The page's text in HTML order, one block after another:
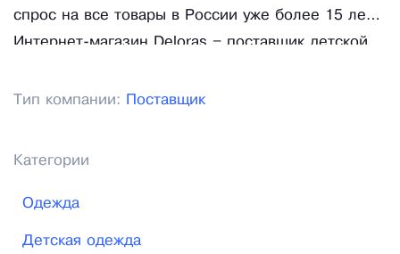
спрос на все товары в России уже более 15 лет.
Интернет-магазин Deloras – поставщик детской
городу или в другие регионы России. Каталог
предпочтений детей, требований к качеству,
Тип компании: Поставщик
Категории
Одежда
Детская одежда